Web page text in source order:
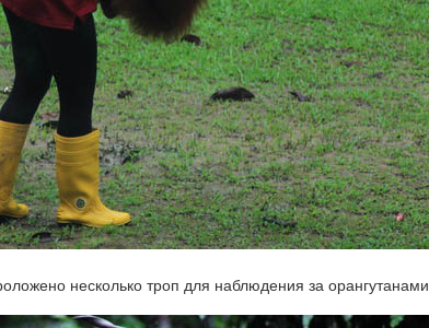
несколько троп для наблюдения за орангутанами.